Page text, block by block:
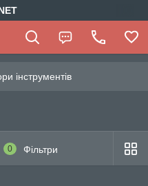
інструментів
0 Фільтри